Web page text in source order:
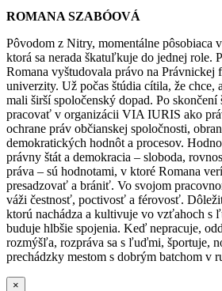
ROMANA SZABÓOVÁ
Pôvodom z Nitry, momentálne pôsobiaca
ktorá sa nerada škatuľkuje do jednej role.
Romana vyštudovala právo na Právnickej
univerzity. Už počas štúdia cítila, že chce,
mali širší spoločenský dopad. Po skončení
pracovať v organizácii VIA IURIS ako
ochrane práv občianskej spoločnosti,
demokratických hodnôt a procesov.
právny štát a demokracia – sloboda,
práva – sú hodnotami, v ktoré Romana
presadzovať a brániť. Vo svojom
váži čestnosť, poctivosť a férovosť.
ktorú nachádza a kultivuje vo vzťahoch s
buduje hlbšie spojenia. Keď nepracuje,
rozmýšľa, rozpráva sa s ľuďmi, športuje,
prechádzky mestom s dobrým batchom v
×